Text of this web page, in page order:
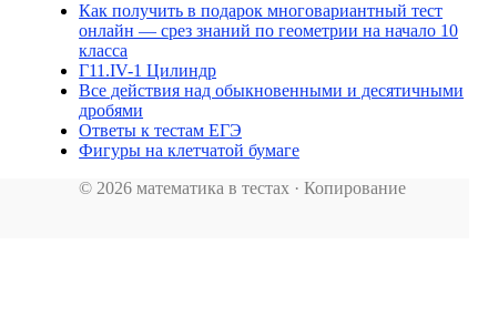
Как получить в подарок многовариантный тест
онлайн — срез знаний по геометрии на начало 10
класса
Г11.IV-1 Цилиндр
Все действия над обыкновенными и десятичными
дробями
Ответы к тестам ЕГЭ
Фигуры на клетчатой бумаге
© 2026 математика в тестах · Копирование